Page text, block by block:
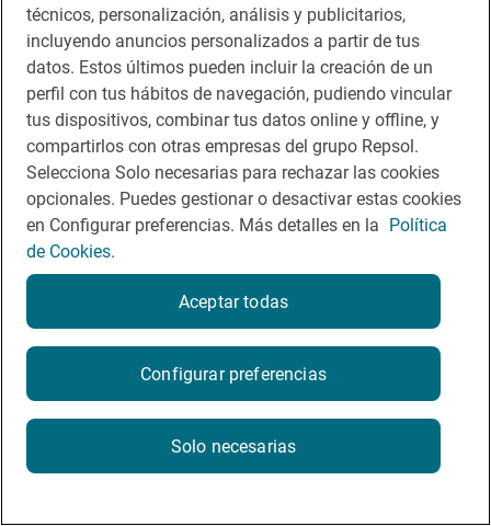
App Store Google Play
Guía Repsol
Comer
Viajar
Dormir
Enlaces
Contacto
Sala de prensa
Política de privacidad Política de cookies
Condiciones del servicio
técnicos, personalización, análisis y publicitarios,
incluyendo anuncios personalizados a partir de tus
datos. Estos últimos pueden incluir la creación de un
perfil con tus hábitos de navegación, pudiendo vincular
tus dispositivos, combinar tus datos online y offline, y
compartirlos con otras empresas del grupo Repsol.
Selecciona Solo necesarias para rechazar las cookies
opcionales. Puedes gestionar o desactivar estas cookies
en Configurar preferencias. Más detalles en la Política
de Cookies.
Configurar preferencias
Solo necesarias
Aceptar todas